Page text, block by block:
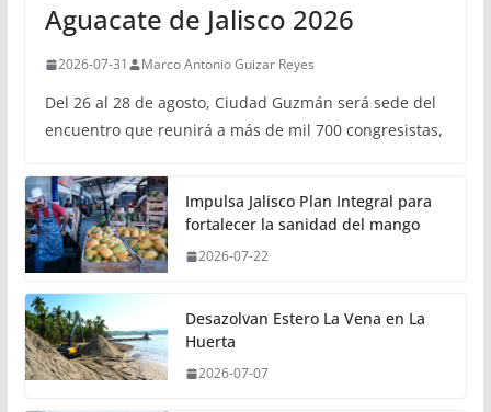
Aguacate de Jalisco 2026
2026-07-31 Marco Antonio Guizar Reyes
Del 26 al 28 de agosto, Ciudad Guzmán será sede del
encuentro que reunirá a más de mil 700 congresistas,
Impulsa Jalisco Plan Integral para
fortalecer la sanidad del mango
2026-07-22
Desazolvan Estero La Vena en La
Huerta
2026-07-07